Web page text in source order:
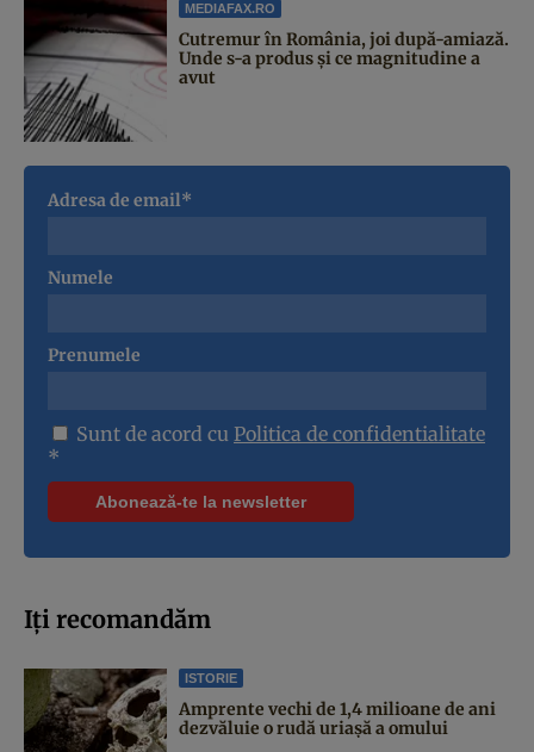
MEDIAFAX.RO
Cutremur în România, joi după-amiază.
Unde s-a produs și ce magnitudine a
avut
Adresa de email*
Numele
Prenumele
Sunt de acord cu Politica de confidentialitate
*
Iți recomandăm
ISTORIE
Amprente vechi de 1,4 milioane de ani
dezvăluie o rudă uriașă a omului